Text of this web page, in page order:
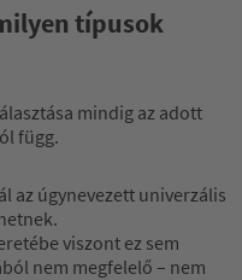
típusok
mindig az adott
függ.
az úgynevezett univerzális
viszont ez sem
nem megfelelő – nem